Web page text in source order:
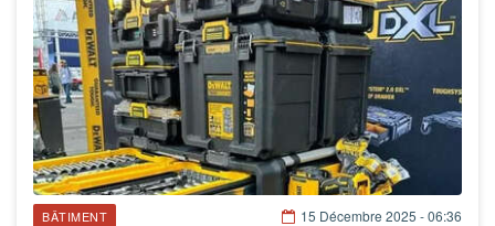
BÂTIMENT
15 Décembre 2025 - 06:36